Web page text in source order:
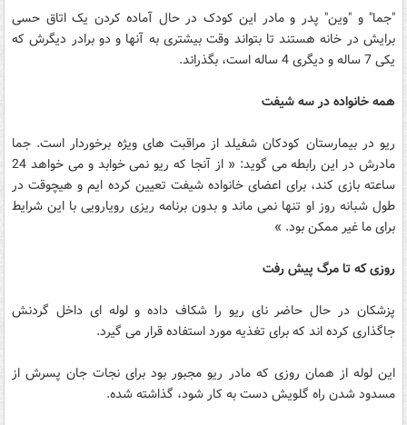
"جما" و "وین" پدر و مادر این کودک در حال آماده کردن یک اتاق حسی
برایش در خانه هستند تا بتواند وقت بیشتری به آنها و دو برادر دیگرش که
یکی 7 ساله و دیگری 4 ساله است، بگذراند.
همه خانواده در سه شیفت
ریو در بیمارستان کودکان شفیلد از مراقبت های ویژه برخوردار است. جما
مادرش در این رابطه می گوید: « از آنجا که ریو نمی خوابد و می خواهد 24
ساعته بازی کند، برای اعضای خانواده شیفت تعیین کرده ایم و هیچوقت در
طول شبانه روز او تنها نمی ماند و بدون برنامه ریزی رویارویی با این شرایط
برای ما غیر ممکن بود. »
روزی که تا مرگ پیش رفت
پزشکان در حال حاضر نای ریو را شکاف داده و لوله ای داخل گردنش
جاگذاری کرده اند که برای تغذیه مورد استفاده قرار می گیرد.
این لوله از همان روزی که مادر ریو مجبور بود برای نجات جان پسرش از
مسدود شدن راه گلویش دست به کار شود، گذاشته شده.